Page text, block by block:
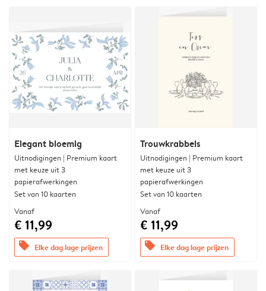
Elegant bloemig
Uitnodigingen | Premium kaart
met keuze uit 3
papierafwerkingen
Set van 10 kaarten
Vanaf
€ 11,99
offers Elke dag lage prijzen
Trouwkrabbels
Uitnodigingen | Premium kaart
met keuze uit 3
papierafwerkingen
Set van 10 kaarten
Vanaf
€ 11,99
offers Elke dag lage prijzen